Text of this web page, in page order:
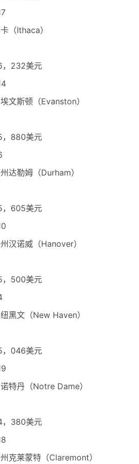
Ithaca）
232美元
斯顿（Evanston）
880美元
勒姆（Durham）
605美元
诺威（Hanover）
500美元
文（New Haven）
046美元
丹（Notre Dame）
380美元
莱蒙特（Claremont）